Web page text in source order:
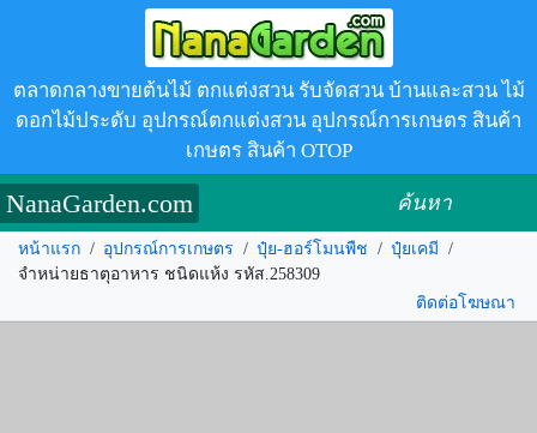
ตลาดกลางขายต้นไม้ ตกแต่งสวน รับจัดสวน บ้านและสวน ไม้
ดอกไม้ประดับ อุปกรณ์ตกแต่งสวน อุปกรณ์การเกษตร สินค้า
เกษตร สินค้า OTOP
NanaGarden.com ค้นหา
หน้าแรก / อุปกรณ์การเกษตร / ปุ๋ย-ฮอร์โมนพืช / ปุ๋ยเคมี /
จำหน่ายธาตุอาหาร ชนิดแห้ง รหัส.258309
ติดต่อโฆษณา